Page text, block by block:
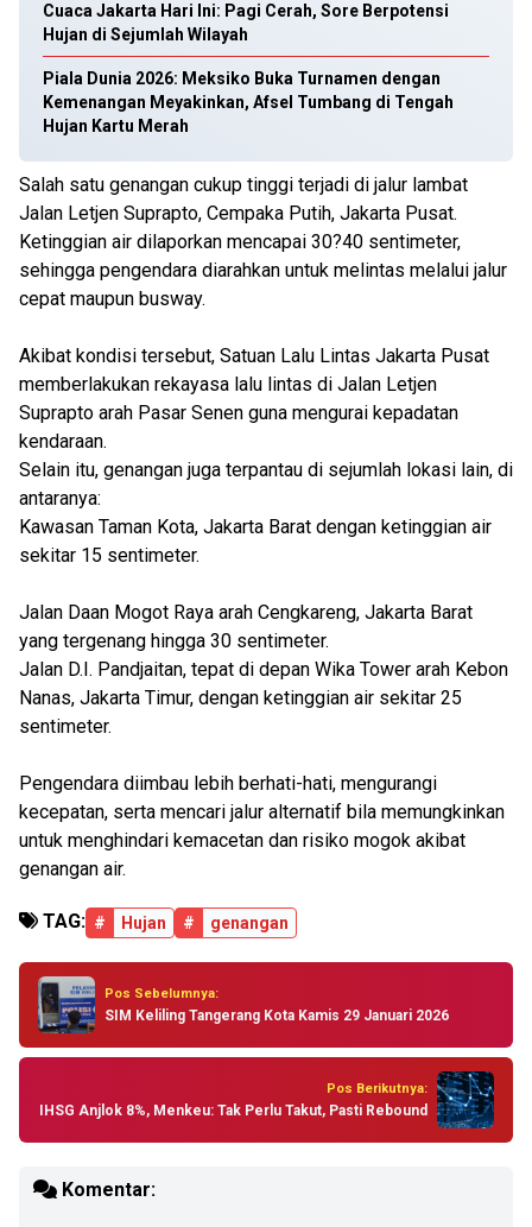
Cuaca Jakarta Hari Ini: Pagi Cerah, Sore Berpotensi
Hujan di Sejumlah Wilayah
Piala Dunia 2026: Meksiko Buka Turnamen dengan
Kemenangan Meyakinkan, Afsel Tumbang di Tengah
Hujan Kartu Merah
Salah satu genangan cukup tinggi terjadi di jalur lambat
Jalan Letjen Suprapto, Cempaka Putih, Jakarta Pusat.
Ketinggian air dilaporkan mencapai 30?40 sentimeter,
sehingga pengendara diarahkan untuk melintas melalui jalur
cepat maupun busway.
Akibat kondisi tersebut, Satuan Lalu Lintas Jakarta Pusat
memberlakukan rekayasa lalu lintas di Jalan Letjen
Suprapto arah Pasar Senen guna mengurai kepadatan
kendaraan.
Selain itu, genangan juga terpantau di sejumlah lokasi lain, di
antaranya:
Kawasan Taman Kota, Jakarta Barat dengan ketinggian air
sekitar 15 sentimeter.
Jalan Daan Mogot Raya arah Cengkareng, Jakarta Barat
yang tergenang hingga 30 sentimeter.
Jalan D.I. Pandjaitan, tepat di depan Wika Tower arah Kebon
Nanas, Jakarta Timur, dengan ketinggian air sekitar 25
sentimeter.
Pengendara diimbau lebih berhati-hati, mengurangi
kecepatan, serta mencari jalur alternatif bila memungkinkan
untuk menghindari kemacetan dan risiko mogok akibat
genangan air.
TAG: # Hujan # genangan
Pos Sebelumnya:
SIM Keliling Tangerang Kota Kamis 29 Januari 2026
Pos Berikutnya:
IHSG Anjlok 8%, Menkeu: Tak Perlu Takut, Pasti Rebound
Komentar: